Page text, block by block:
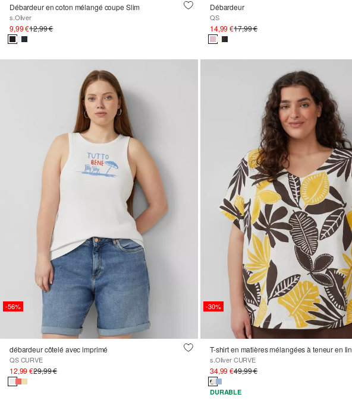
Débardeur en coton mélangé coupe Slim
s.Oliver
9,99 €12,99 €
Débardeur
QS
14,99 €17,99 €
-56%
débardeur côtelé avec imprimé
QS CURVE
12,99 €29,99 €
-30%
T-shirt en matières mélangées à teneur en lin
s.Oliver CURVE
34,99 €49,99 €
DURABLE